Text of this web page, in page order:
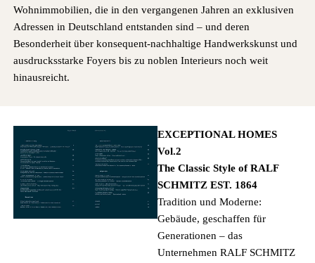
Wohnimmobilien, die in den vergangenen Jahren an exklusiven
Adressen in Deutschland entstanden sind – und deren
Besonderheit über konsequent-nachhaltige Handwerkskunst und
ausdrucksstarke Foyers bis zu noblen Interieurs noch weit
hinausreicht.
EXCEPTIONAL HOMES
Vol.2
The Classic Style of RALF
SCHMITZ EST. 1864
Tradition und Moderne:
Gebäude, geschaffen für
Generationen – das
Unternehmen RALF SCHMITZ